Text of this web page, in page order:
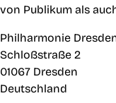
von Publikum als
Philharmonie
Schloßstraße 2
01067 Dresden
Deutschland